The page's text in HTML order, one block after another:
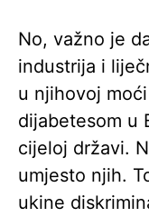
No, važno je
industrija i
u njihovoj
dijabetesom u
cijeloj državi.
umjesto njih.
ukine